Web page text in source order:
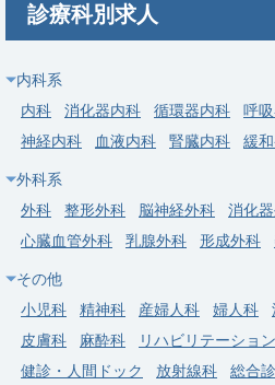
募集科目 精神科
給与 年収 2,050万円
常勤
【牛久市】クリニック外来／週3日
求人病院名
非公開
募集科目 精神科
給与 年収 2,200万円
診療科別求人
内科系
内科
消化器内科 循環器内科 呼
神経内科
血液内科 腎臓内科 緩
外科系
外科
整形外科 脳神経外科 消化
心臓血管外科
乳腺外科 形成外科
その他
小児科
精神科 産婦人科 婦人科
皮膚科
麻酔科 リハビリテーショ
健診・人間ドック
放射線科 総合